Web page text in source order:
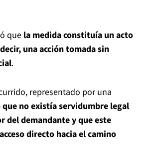
que la medida constituía un acto
una acción tomada sin
.
representado por una
que no existía servidumbre legal
del demandante y que este
directo hacia el camino